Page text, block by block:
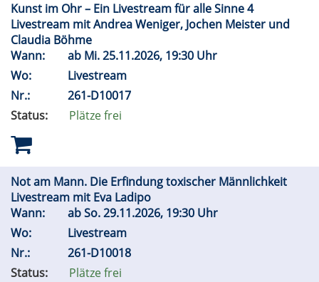
Kunst im Ohr – Ein Livestream für alle Sinne 4
Livestream mit Andrea Weniger, Jochen Meister und
Claudia Böhme
Wann:
ab Mi.25.11.2026, 19:30 Uhr
Wo:
Livestream
Nr.:
261-D10017
Status:
Plätze frei
Not am Mann. Die Erfindung toxischer Männlichkeit
Livestream mit Eva Ladipo
Wann:
abSo.29.11.2026, 19:30 Uhr
Wo:
Livestream
Nr.:
261-D10018
Status:
Plätze frei